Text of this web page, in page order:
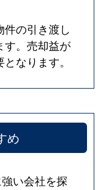
の引き渡し
す。売却益が
なります。
め
い会社を探